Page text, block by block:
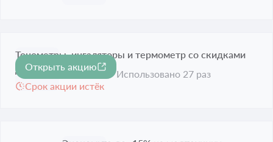
-15%
Тонометры, ингаляторы и термометр со скидками
до 15%
Срок акции истёк
Открыть акцию
Использовано 27 раз